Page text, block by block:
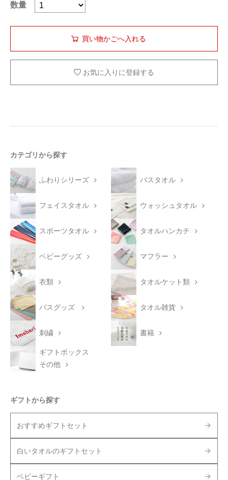
数量
お気に入りに登録する
カテゴリから探す
ふわりシリーズ バスタオル
フェイスタオル ウォッシュタオル
スポーツタオル タオルハンカチ
ベビーグッズ マフラー
衣類 タオルケット類
バスグッズ タオル雑貨
刺繍 書籍
ギフトボックス
その他
ギフトから探す
おすすめギフトセット
白いタオルのギフトセット
ベビーギフト